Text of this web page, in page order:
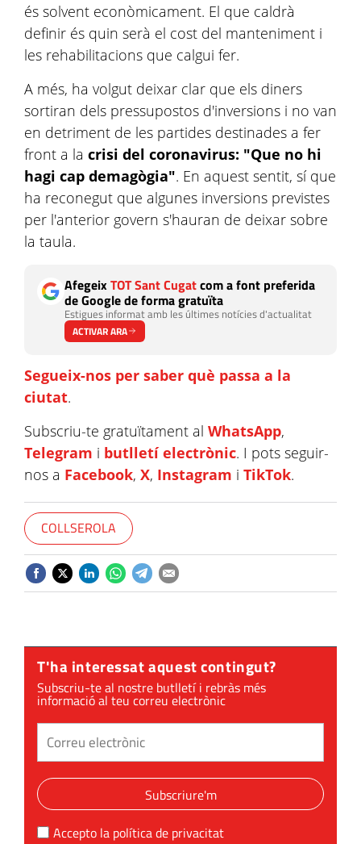
és solvent econòmicament. El que caldrà
definir és quin serà el cost del manteniment i
les rehabilitacions que calgui fer.
A més, ha volgut deixar clar que els diners
sortiran dels pressupostos d'inversions i no van
en detriment de les partides destinades a fer
front a la crisi del coronavirus: "Que no hi
hagi cap demagògia". En aquest sentit, sí que
ha reconegut que algunes inversions previstes
per l'anterior govern s'hauran de deixar sobre
la taula.
AfegeixTOT Sant Cugatcom a font preferida
de Google de forma gratuïta
Estigues informat amb les últimes notícies d'actualitat
ACTIVAR ARA
Segueix-nos per saber què passa a la
ciutat.
Subscriu-te gratuïtament al WhatsApp,
Telegram i butlletí electrònic. I pots seguir-
nos a Facebook, X, Instagram i TikTok.
COLLSEROLA
T'ha interessat aquest contingut?
Subscriu-te al nostre butlletí i rebràs més
informació al teu correu electrònic
Subscriure'm
Accepto la política de privacitat